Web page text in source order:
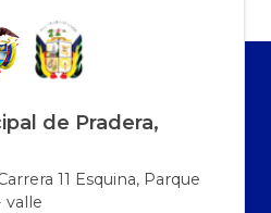
de Pradera,
11 Esquina, Parque
valle